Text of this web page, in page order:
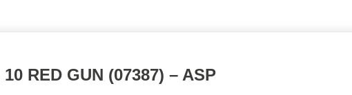
10 RED GUN (07387) – ASP